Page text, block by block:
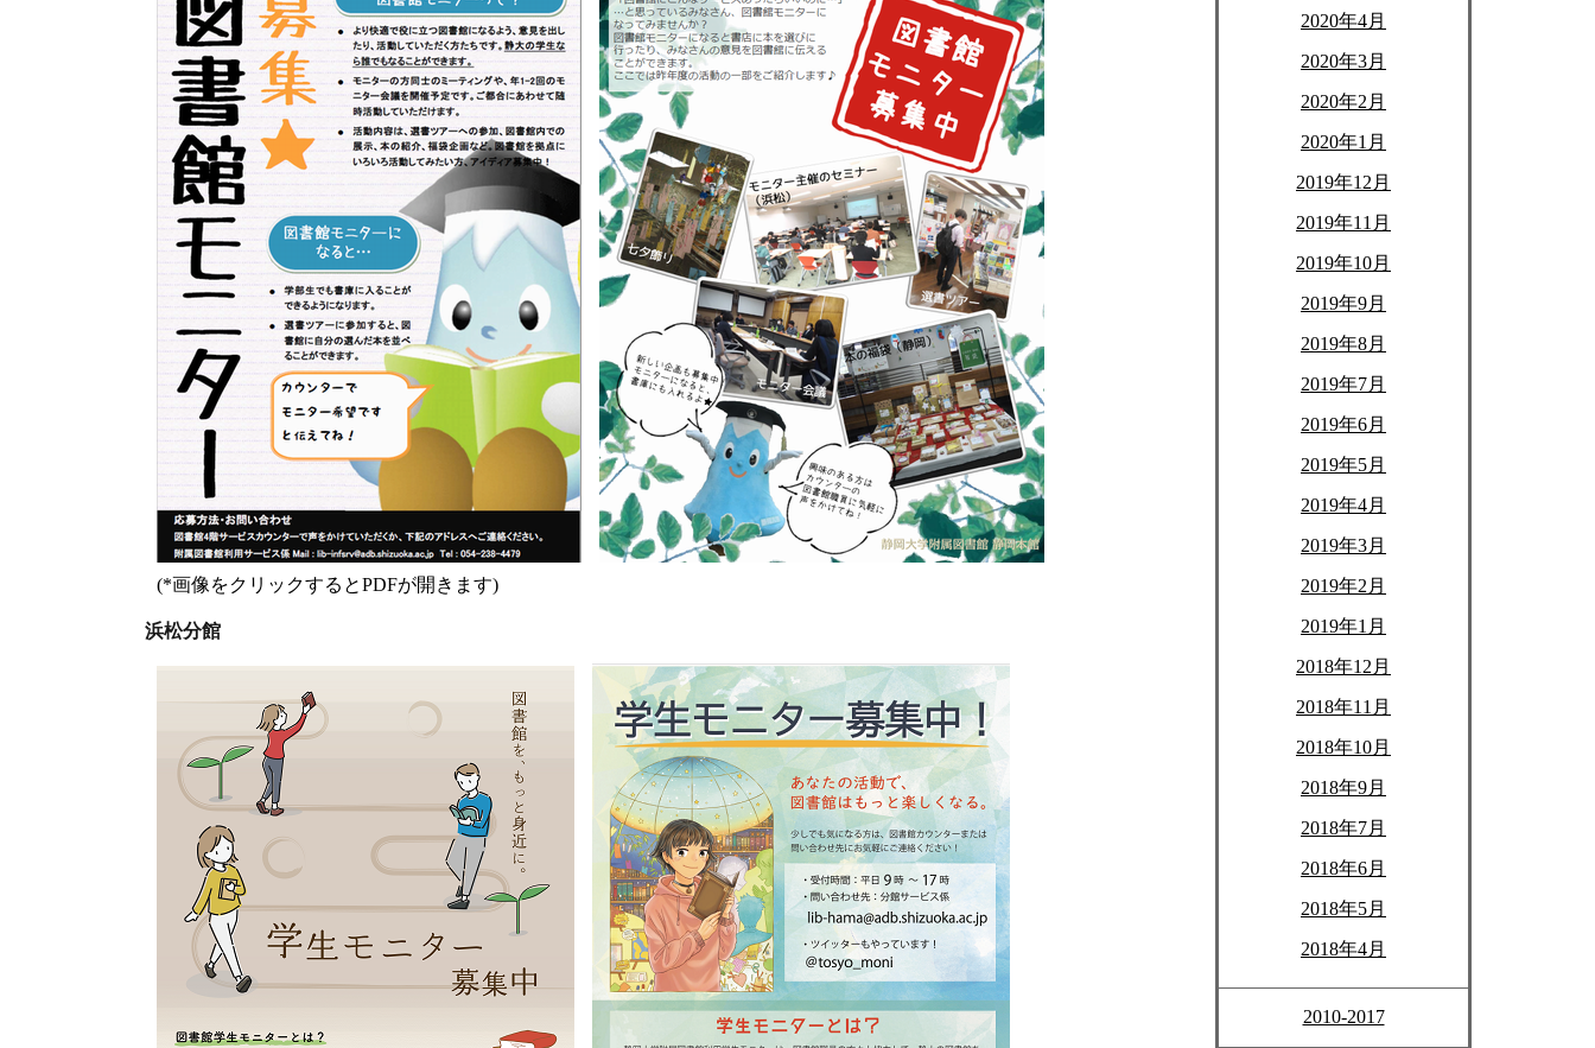
(*画像をクリックするとPDFが開きます)
浜松分館
2020年4月
2020年3月
2020年2月
2020年1月
2019年12月
2019年11月
2019年10月
2019年9月
2019年8月
2019年7月
2019年6月
2019年5月
2019年4月
2019年3月
2019年2月
2019年1月
2018年12月
2018年11月
2018年10月
2018年9月
2018年7月
2018年6月
2018年5月
2018年4月
2010-2017